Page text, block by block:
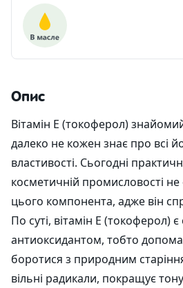
Опис
Вітамін Е (токоферол)
далеко не кожен знає про всі
властивості. Сьогодні
косметичній промисловості
цього компонента, адже він
По суті, вітамін Е (токоферол)
антиоксидантом, тобто
боротися з природним
вільні радикали, покращує